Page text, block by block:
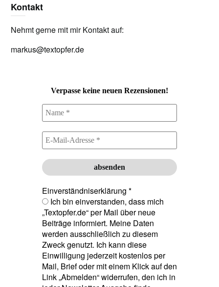
Kontakt
Nehmt gerne mit mir Kontakt auf:
markus@textopfer.de
Verpasse keine neuen Rezensionen!
Einverständniserklärung *
Ich bin einverstanden, dass mich
„Textopfer.de“ per Mail über neue
Beiträge informiert. Meine Daten
werden ausschließlich zu diesem
Zweck genutzt. Ich kann diese
Einwilligung jederzeit kostenlos per
Mail, Brief oder mit einem Klick auf den
Link „Abmelden“ widerrufen, den ich in